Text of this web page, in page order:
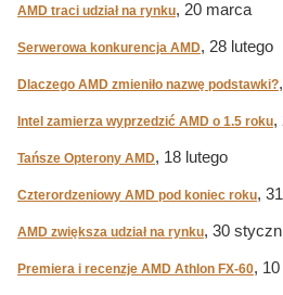
AMD traci udział na rynku, 20 marca
Serwerowa konkurencja AMD, 28 lutego
Dlaczego AMD zmieniło nazwę podstawki?
Intel zamierza wyprzedzić AMD o 1.5 roku,
Tańsze Opterony AMD, 18 lutego
Czterordzeniowy AMD pod koniec roku,
AMD zwiększa udział na rynku, 30
Premiera i recenzje AMD Athlon FX-60,